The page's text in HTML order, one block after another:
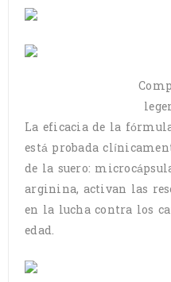
La eficacia de la
está probada
de la suero:
arginina, activan las
en la lucha contra los
edad.